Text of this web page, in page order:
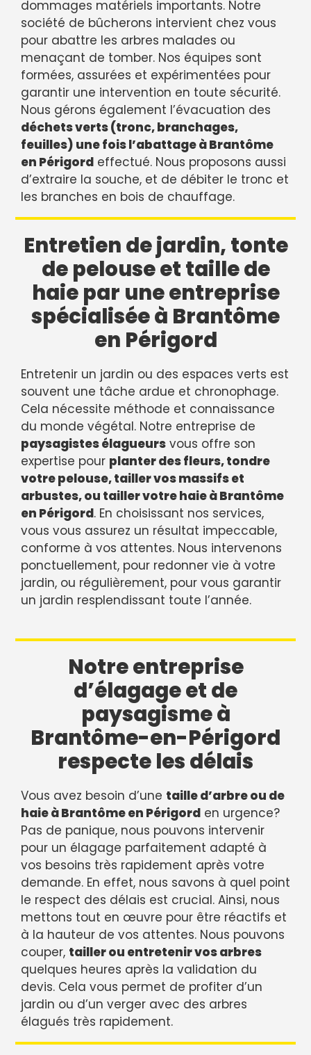
dommages matériels importants. Notre
société de bûcherons intervient chez vous
pour abattre les arbres malades ou
menaçant de tomber. Nos équipes sont
formées, assurées et expérimentées pour
garantir une intervention en toute sécurité.
Nous gérons également l’évacuation des
déchets verts (tronc, branchages,
feuilles) une fois l’abattage à Brantôme
en Périgord effectué. Nous proposons aussi
d’extraire la souche, et de débiter le tronc et
les branches en bois de chauffage.
Entretien de jardin, tonte
de pelouse et taille de
haie par une entreprise
spécialisée à Brantôme
en Périgord
Entretenir un jardin ou des espaces verts est
souvent une tâche ardue et chronophage.
Cela nécessite méthode et connaissance
du monde végétal. Notre entreprise de
paysagistes élagueurs vous offre son
expertise pour planter des fleurs, tondre
votre pelouse, tailler vos massifs et
arbustes, ou tailler votre haie à Brantôme
en Périgord. En choisissant nos services,
vous vous assurez un résultat impeccable,
conforme à vos attentes. Nous intervenons
ponctuellement, pour redonner vie à votre
jardin, ou régulièrement, pour vous garantir
un jardin resplendissant toute l’année.
Notre entreprise
d’élagage et de
paysagisme à
Brantôme-en-Périgord
respecte les délais
Vous avez besoin d’une taille d’arbre ou de
haie à Brantôme en Périgord en urgence?
Pas de panique, nous pouvons intervenir
pour un élagage parfaitement adapté à
vos besoins très rapidement après votre
demande. En effet, nous savons à quel point
le respect des délais est crucial. Ainsi, nous
mettons tout en œuvre pour être réactifs et
à la hauteur de vos attentes. Nous pouvons
couper, tailler ou entretenir vos arbres
quelques heures après la validation du
devis. Cela vous permet de profiter d’un
jardin ou d’un verger avec des arbres
élagués très rapidement.